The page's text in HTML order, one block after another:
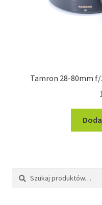
Tamron 28-80mm f/
Szukaj:
Szukaj